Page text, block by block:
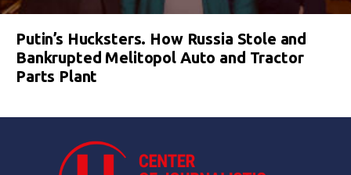
Putin’s Hucksters. How Russia Stole and
Bankrupted Melitopol Auto and Tractor
Parts Plant